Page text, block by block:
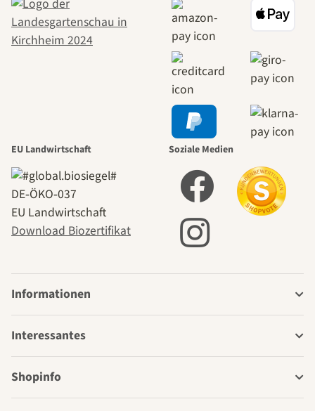
EU Landwirtschaft
DE‑ÖKO‑037
EU Landwirtschaft
Download Biozertifikat
Soziale Medien
Informationen
Interessantes
Shopinfo